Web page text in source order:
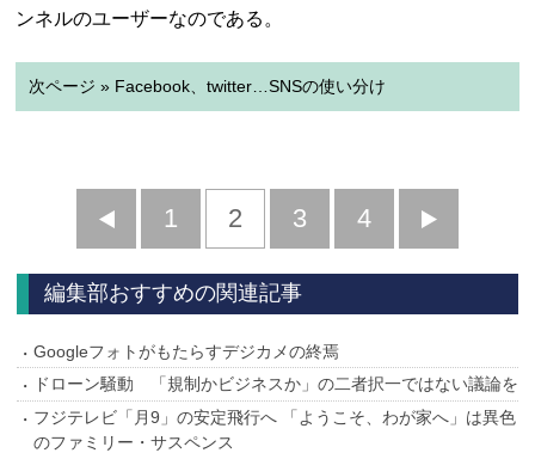
ンネルのユーザーなのである。
次ページ » Facebook、twitter…SNSの使い分け
前
へ
1 2 3 4
へ
編集部おすすめの関連記事
Googleフォトがもたらすデジカメの終焉
ドローン騒動 「規制かビジネスか」の二者択一ではない議論を
フジテレビ「月9」の安定飛行へ 「ようこそ、わが家へ」は異色
のファミリー・サスペンス